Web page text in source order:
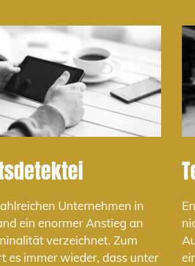
Unternehmen in
ein enormer Anstieg an
verzeichnet. Zum
es immer wieder, dass unter